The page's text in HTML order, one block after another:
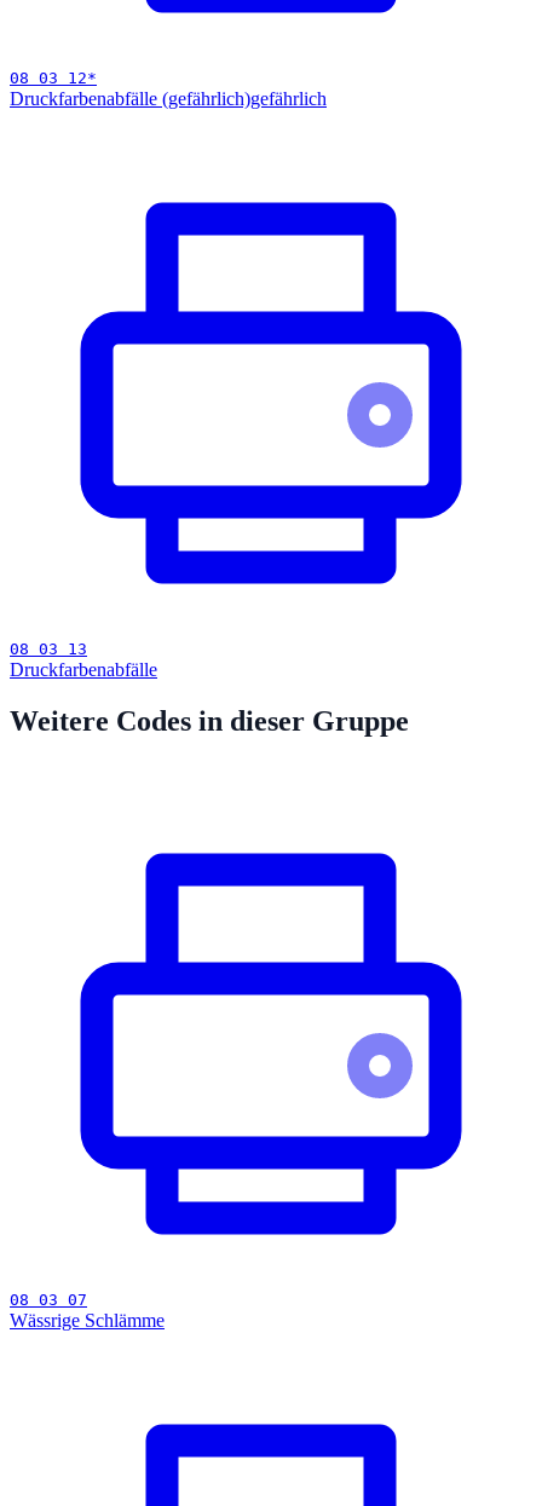
08 03 12*
Druckfarbenabfälle (gefährlich)gefährlich
08 03 13
Druckfarbenabfälle
Weitere Codes in dieser Gruppe
08 03 07
Wässrige Schlämme